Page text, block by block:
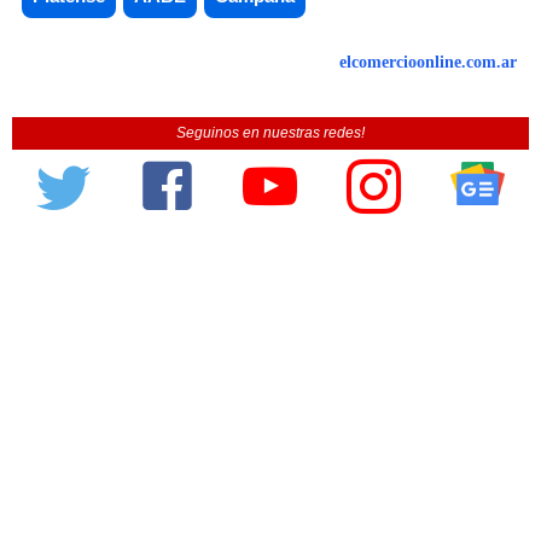
elcomercioonline.com.ar
Seguinos en nuestras redes!